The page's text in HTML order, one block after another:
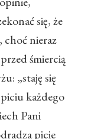
się, że
choć nieraz
śmiercią
„staję się
każdego
Pani
picie